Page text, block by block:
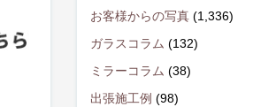
お客様からの写真 (1,336)
ガラスコラム (132)
ミラーコラム (38)
出張施工例 (98)